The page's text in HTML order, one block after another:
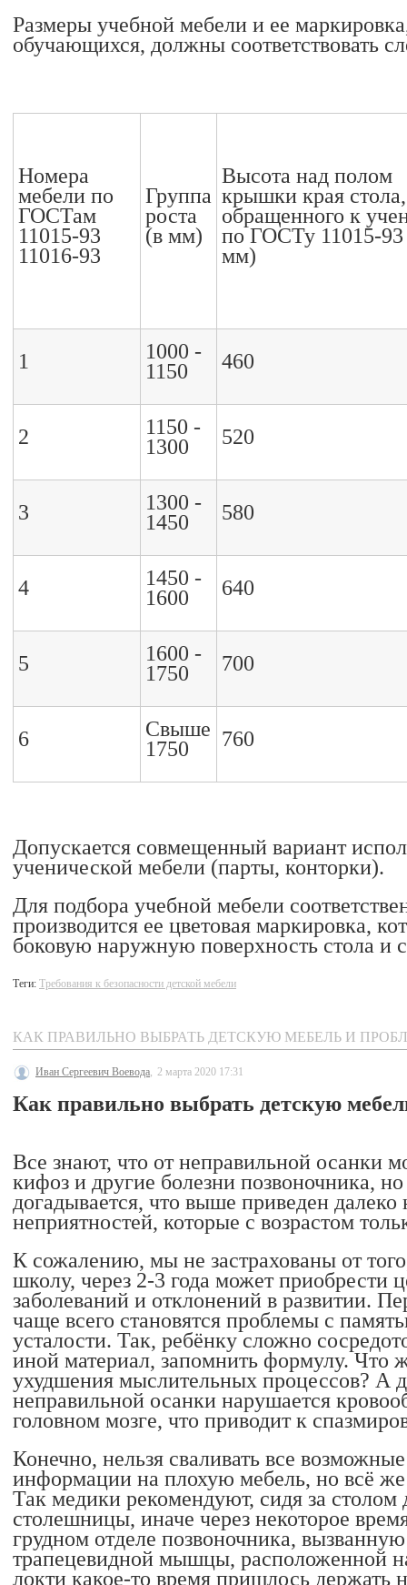
Размеры учебной мебели и ее
обучающихся, должны соответствовать
Номера
мебели по
ГОСТам
11015-93
11016-93
Группа
роста
(в мм)
Высота над полом
крышки края стола,
обращенного к
по ГОСТу 11015-93
мм)
1
1000 -
1150
460
2
1150 -
1300
520
3
1300 -
1450
580
4
1450 -
1600
640
5
1600 -
1750
700
6
Свыше
1750
760
Допускается совмещенный вариант
ученической мебели (парты, конторки).
Для подбора учебной мебели
производится ее цветовая маркировка,
боковую наружную поверхность стола и
Теги: Требования к безопасности детской мебели
КАК ПРАВИЛЬНО ВЫБРАТЬ ДЕТСКУЮ МЕБЕЛЬ И
Иван Сергеевич Воевода, 2 марта 2020 17:31
Как правильно выбрать детскую
Все знают, что от неправильной осанки
кифоз и другие болезни позвоночника,
догадывается, что выше приведен
неприятностей, которые с возрастом
К сожалению, мы не застрахованы от
школу, через 2-3 года может приобрести
заболеваний и отклонений в развитии.
чаще всего становятся проблемы с
усталости. Так, ребёнку сложно
иной материал, запомнить формулу. Что
ухудшения мыслительных процессов? А
неправильной осанки нарушается
головном мозге, что приводит к
Конечно, нельзя сваливать все
информации на плохую мебель, но всё
Так медики рекомендуют, сидя за столом
столешницы, иначе через некоторое
грудном отделе позвоночника,
трапецевидной мышцы, расположенной
локти какое-то время пришлось держать